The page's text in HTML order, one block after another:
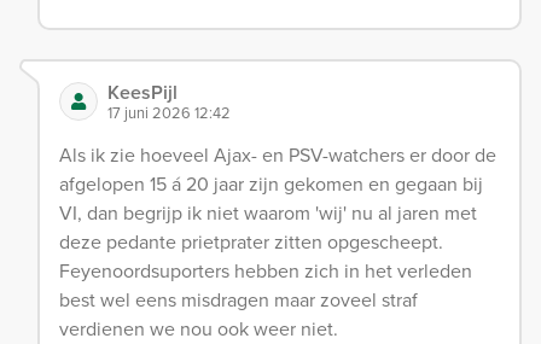
KeesPijl
17 juni 2026 12:42
Als ik zie hoeveel Ajax- en PSV-watchers er door de
afgelopen 15 á 20 jaar zijn gekomen en gegaan bij
VI, dan begrijp ik niet waarom 'wij' nu al jaren met
deze pedante prietprater zitten opgescheept.
Feyenoordsuporters hebben zich in het verleden
best wel eens misdragen maar zoveel straf
verdienen we nou ook weer niet.